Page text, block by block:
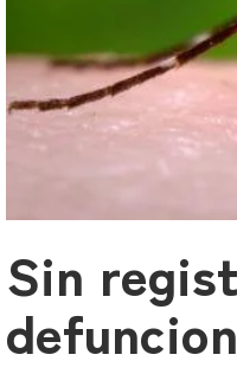
Sin